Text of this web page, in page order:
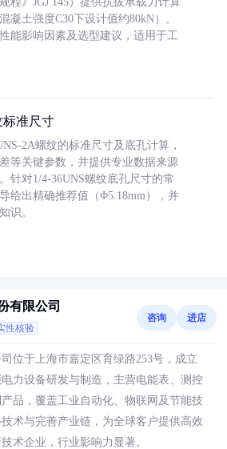
凝土强度C30下设计值约80kN）。
能影响因素及选型建议，适用于工
标准尺寸
2A螺纹的标准尺寸及底孔计算，
等关键参数，并提供专业数据来源
针对1/4-36UNS螺纹底孔尺寸的常
给出精确推荐值（Φ5.18mm），并
识。
有限公司
性核验
咨询 进店
位于上海市嘉定区育绿路253号，成立
力设备研发与制造，主营电能表、测控
品，覆盖工业自动化、物联网及节能技
术与完善产业链，为全球客户提供高效
术企业，行业影响力显著。